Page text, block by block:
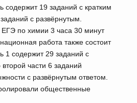
содержит 19 заданий с кратким
с развёрнутым.
ЕГЭ по химии 3 часа 30 минут
работа также состоит
1 содержит 29 заданий с
части 6 заданий
с развёрнутым ответом.
общественные